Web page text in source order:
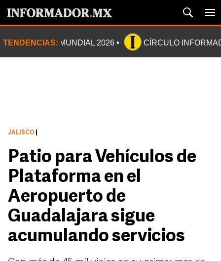
TENDENCIAS: MUNDIAL 2026 CÍRCULO
JALISCO
Patio para Vehículos de
Plataforma en el
Aeropuerto de
Guadalajara sigue
acumulando servicios